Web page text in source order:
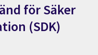
för Säker
(SDK)